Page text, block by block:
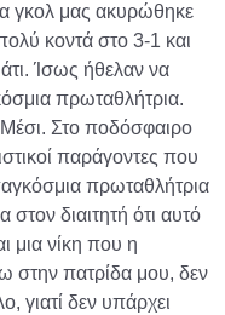
γκολ μας ακυρώθηκε
κοντά στο 3-1 και
Ίσως ήθελαν να
πρωταθλήτρια.
Στο ποδόσφαιρο
παράγοντες που
πρωταθλήτρια
στον διαιτητή ότι αυτό
μια νίκη που η
στην πατρίδα μου, δεν
γιατί δεν υπάρχει